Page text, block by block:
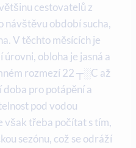
cestovatelů z
návštěvu období sucha,
V těchto měsících je
obloha je jasná a
rozmezí 22 ┬░C až
pro potápění a
pod vodou
však třeba počítat s tím,
sezónu, což se odráží